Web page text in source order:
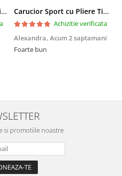
Trotineta Pliabila cu Cric si Maner Reglabil Carucior Sport cu Pliere Tip Troller si Maner Reversibil - Gri
Achizitie verificata
Alexandra, Acum 2 saptamani
Foarte bun
si promotiile noastre